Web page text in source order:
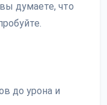
думаете, что
до урона и